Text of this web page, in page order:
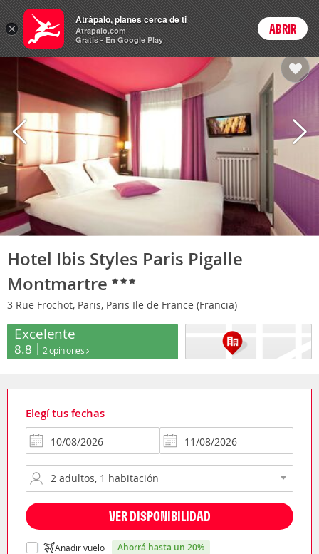
Hoteles Precios en
ARSCambiar moneda
Login
Hotel Ibis Styles Paris Pigalle
Montmartre
3 Rue Frochot, Paris, Paris Ile de France (Francia)
Excelente
8.8 2 opiniones
Elegí tus fechas
VER DISPONIBILIDAD
Añadir vuelo ahorrá hasta un 20%
×
Atrápalo, planes cerca de ti
Atrapalo.com
Gratis - En Google Play
ABRIR